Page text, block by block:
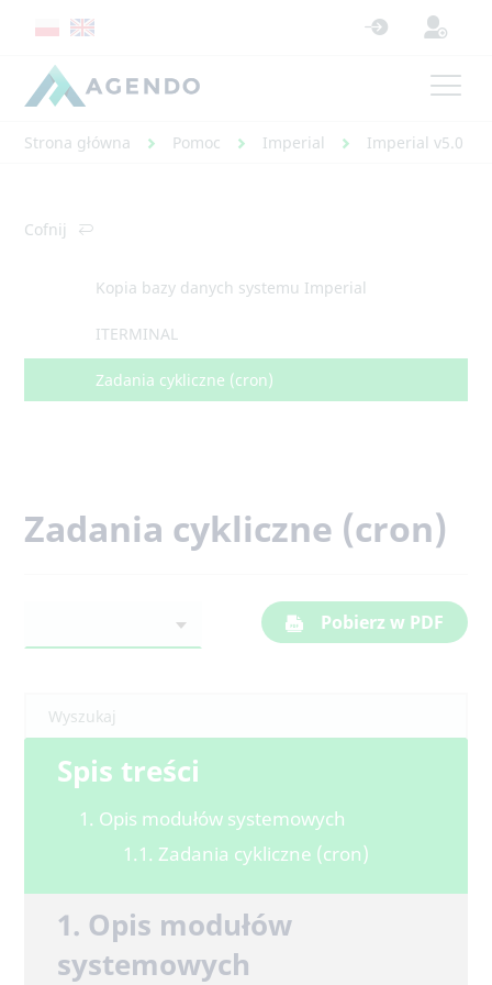
Strona główna Pomoc Imperial Imperial v5.0 -
Cofnij
Kopia bazy danych systemu Imperial
ITERMINAL
Zadania cykliczne (cron)
Zadania cykliczne (cron)
Pobierz w PDF
Spis treści
1. Opis modułów systemowych
1.1. Zadania cykliczne (cron)
1. Opis modułów
systemowych